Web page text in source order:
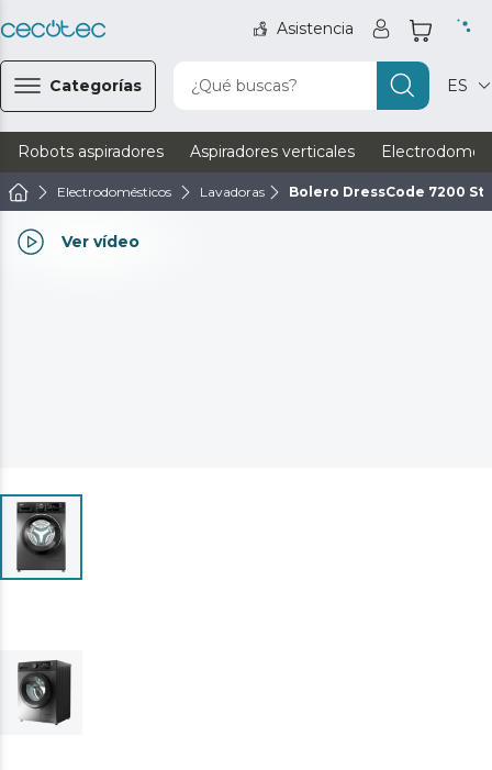
Asistencia
Categorías ¿Qué buscas? ES
Robots aspiradores Aspiradores verticales
Electrodomésticos Lavadoras Bolero DressCode 7200
Ver vídeo